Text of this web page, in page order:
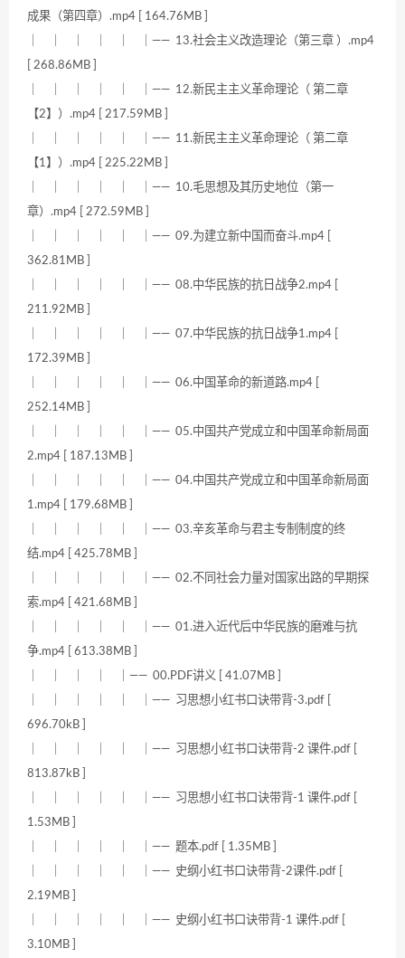
成果（第四章）.mp4 [ 164.76MB ]
｜ ｜ ｜ ｜ ｜ ｜—— 13.社会主义改造理论（第三章 ）.mp4
[ 268.86MB ]
｜ ｜ ｜ ｜ ｜ ｜—— 12.新民主主义革命理论（ 第二章
【2】）.mp4 [ 217.59MB ]
｜ ｜ ｜ ｜ ｜ ｜—— 11.新民主主义革命理论（ 第二章
【1】）.mp4 [ 225.22MB ]
｜ ｜ ｜ ｜ ｜ ｜—— 10.毛思想及其历史地位（第一
章）.mp4 [ 272.59MB ]
｜ ｜ ｜ ｜ ｜ ｜—— 09.为建立新中国而奋斗.mp4 [
362.81MB ]
｜ ｜ ｜ ｜ ｜ ｜—— 08.中华民族的抗日战争2.mp4 [
211.92MB ]
｜ ｜ ｜ ｜ ｜ ｜—— 07.中华民族的抗日战争1.mp4 [
172.39MB ]
｜ ｜ ｜ ｜ ｜ ｜—— 06.中国革命的新道路.mp4 [
252.14MB ]
｜ ｜ ｜ ｜ ｜ ｜—— 05.中国共产党成立和中国革命新局面
2.mp4 [ 187.13MB ]
｜ ｜ ｜ ｜ ｜ ｜—— 04.中国共产党成立和中国革命新局面
1.mp4 [ 179.68MB ]
｜ ｜ ｜ ｜ ｜ ｜—— 03.辛亥革命与君主专制制度的终
结.mp4 [ 425.78MB ]
｜ ｜ ｜ ｜ ｜ ｜—— 02.不同社会力量对国家出路的早期探
索.mp4 [ 421.68MB ]
｜ ｜ ｜ ｜ ｜ ｜—— 01.进入近代后中华民族的磨难与抗
争.mp4 [ 613.38MB ]
｜ ｜ ｜ ｜ ｜—— 00.PDF讲义 [ 41.07MB ]
｜ ｜ ｜ ｜ ｜ ｜—— 习思想小红书口诀带背-3.pdf [
696.70kB ]
｜ ｜ ｜ ｜ ｜ ｜—— 习思想小红书口诀带背-2 课件.pdf [
813.87kB ]
｜ ｜ ｜ ｜ ｜ ｜—— 习思想小红书口诀带背-1 课件.pdf [
1.53MB ]
｜ ｜ ｜ ｜ ｜ ｜—— 题本.pdf [ 1.35MB ]
｜ ｜ ｜ ｜ ｜ ｜—— 史纲小红书口诀带背-2课件.pdf [
2.19MB ]
｜ ｜ ｜ ｜ ｜ ｜—— 史纲小红书口诀带背-1 课件.pdf [
3.10MB ]